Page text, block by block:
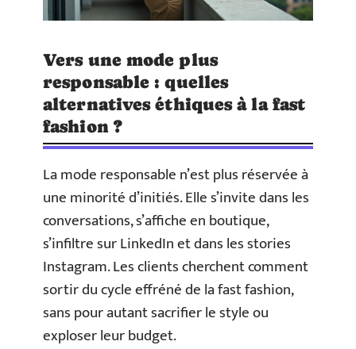
Vers une mode plus
responsable : quelles
alternatives éthiques à la fast
fashion ?
La mode responsable n’est plus réservée à
une minorité d’initiés. Elle s’invite dans les
conversations, s’affiche en boutique,
s’infiltre sur LinkedIn et dans les stories
Instagram. Les clients cherchent comment
sortir du cycle effréné de la fast fashion,
sans pour autant sacrifier le style ou
exploser leur budget.